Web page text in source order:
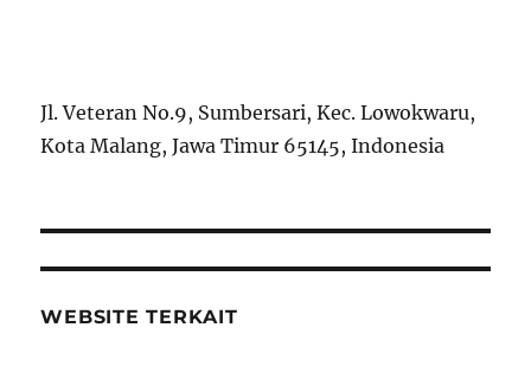
Jl. Veteran No.9, Sumbersari, Kec. Lowokwaru,
Kota Malang, Jawa Timur 65145, Indonesia
WEBSITE TERKAIT